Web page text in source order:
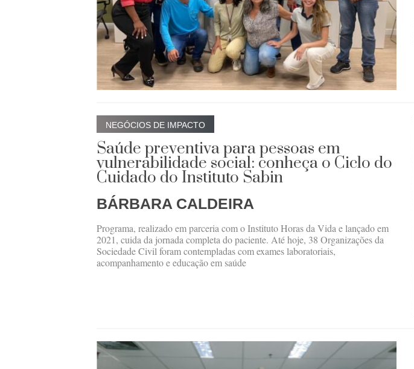
NEGÓCIOS DE IMPACTO
Saúde preventiva para pessoas em
vulnerabilidade social: conheça o Ciclo do
Cuidado do Instituto Sabin
BÁRBARA CALDEIRA
Programa, realizado em parceria com o Instituto Horas da Vida e lançado em
2021, cuida da jornada completa do paciente. Até hoje, 38 Organizações da
Sociedade Civil foram contempladas com exames laboratoriais,
acompanhamento e educação em saúde